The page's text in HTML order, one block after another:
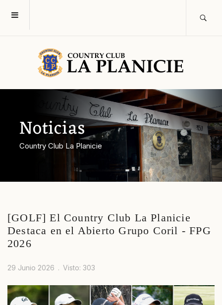
Noticias
Country Club La Planicie
[GOLF] El Country Club La Planicie
Destaca en el Abierto Grupo Coril - FPG
2026
29 Junio 2026 Visto: 303